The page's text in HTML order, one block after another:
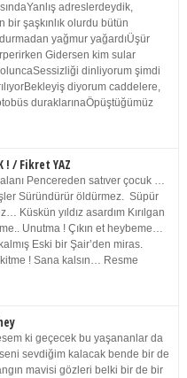
adreslerdeydik,
bir şaşkınlık olurdu bütün
durmadan yağmur yağardıÜşür
Gidersen kim sular
dinliyorum şimdi
diyorum caddelere,
duraklarınaÖpüştüğümüz
! / Fikret YAZ
Pencereden satıver çocuk …
Süründürür öldürmez. Süpür
Küskün yıldız asardım Kırılgan
Unutma ! Çıkın et heybeme…
Eski bir Şair’den miras.
! Sana kalsın… Resme
ki geçecek bu yaşananlar da
sevdiğim kalacak bende bir de
mavisi gözleri belki bir de bir